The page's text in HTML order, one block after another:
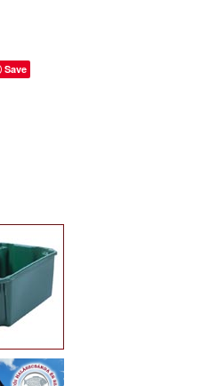
Save